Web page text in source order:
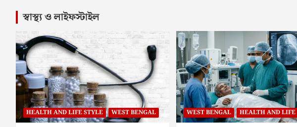
স্বাস্থ্য ও লাইফস্টাইল
HEALTH AND LIFE STYLE WEST BENGAL WEST BENGAL HEALTH AND LIFE